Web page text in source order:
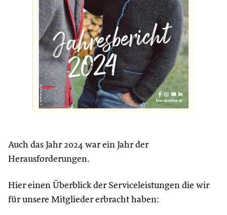
Auch das Jahr 2024 war ein Jahr der
Herausforderungen.
Hier einen Überblick der Serviceleistungen die wir
für unsere Mitglieder erbracht haben: